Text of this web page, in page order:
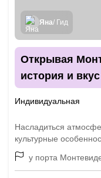
Яна/ Гид
Открывая
история и
Индивидуальная
Насладиться
культурные
у порта